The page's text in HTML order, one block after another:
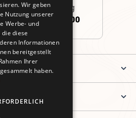
Beratung
(0)911 3260 6700
Wir geben
Nutzung unserer
Werbe- und
diese
Informationen
bereitgestellt
Ihrer
haben.